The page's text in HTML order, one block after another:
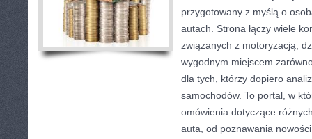
przygotowany z myślą o
autach. Strona łączy wiele
związanych z motoryzacją,
wygodnym miejscem
dla tych, którzy dopiero
samochodów. To portal, w
omówienia dotyczące
auta, od poznawania